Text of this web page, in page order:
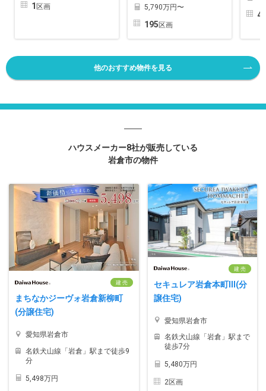
1 区画 5,790万円〜
195区画
40
他のおすすめ物件を見る
ハウスメーカー8社が販売している
岩倉市の物件
建 売
まちなかジーヴォ岩倉新柳町
(分譲住宅)
愛知県岩倉市
名鉄犬山線「岩倉」駅まで徒歩9
分
5,498万円
建 売
セキュレア岩倉本町III(分
譲住宅)
愛知県岩倉市
名鉄犬山線「岩倉」駅まで
徒歩7分
5,480万円
2区画